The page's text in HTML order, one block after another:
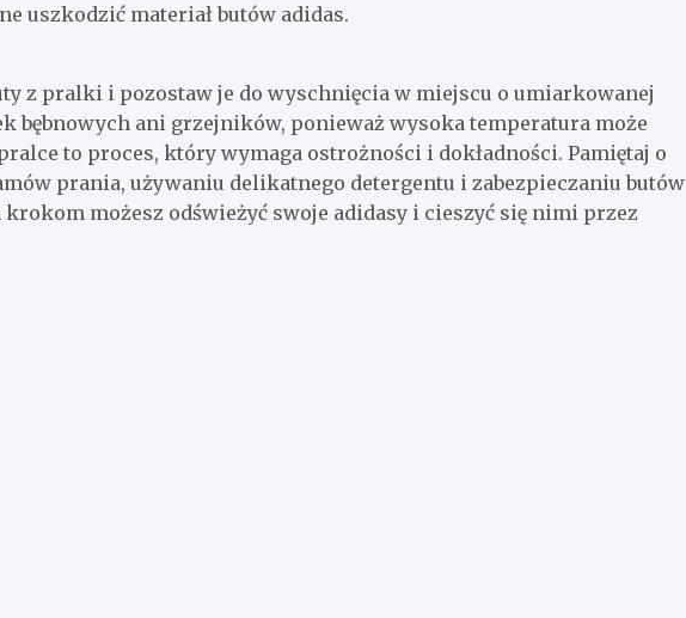
uszkodzić materiał butów adidas.
z pralki i pozostaw je do wyschnięcia w miejscu o umiarkowanej
bębnowych ani grzejników, ponieważ wysoka temperatura może
to proces, który wymaga ostrożności i dokładności. Pamiętaj o
prania, używaniu delikatnego detergentu i zabezpieczaniu butów
możesz odświeżyć swoje adidasy i cieszyć się nimi przez